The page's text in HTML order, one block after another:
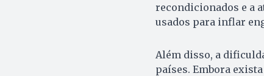
recondicionados e a
usados para inflar
Além disso, a
países. Embora